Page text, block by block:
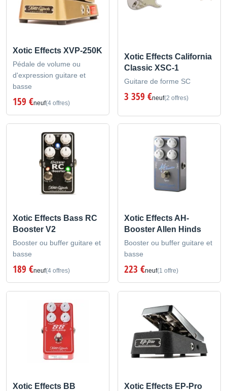
Xotic Effects XVP-250K
Pédale de volume ou
d'expression guitare et
basse
159 €neuf(4 offres)
Xotic Effects California
Classic XSC-1
Guitare de forme SC
3 359 €neuf(2 offres)
Xotic Effects Bass RC
Booster V2
Booster ou buffer guitare et
basse
189 €neuf(4 offres)
Xotic Effects AH-
Booster Allen Hinds
Booster ou buffer guitare et
basse
223 €neuf(1 offre)
Xotic Effects BB
Xotic Effects EP-Pro